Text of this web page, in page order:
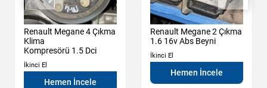
Renault Megane 4 Çıkma
Klima
Kompresörü 1.5 Dci
İkinci El
Hemen İncele
Renault Megane 2 Çıkma
1.6 16v Abs Beyni
İkinci El
Hemen İncele